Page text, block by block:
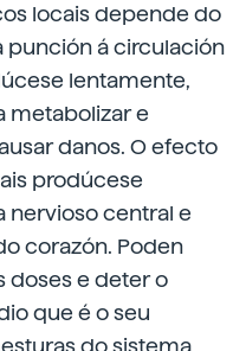
locais depende do
punción á circulación
lentamente,
metabolizar e
danos. O efecto
prodúcese
nervioso central e
corazón. Poden
doses e deter o
que é o seu
do sistema